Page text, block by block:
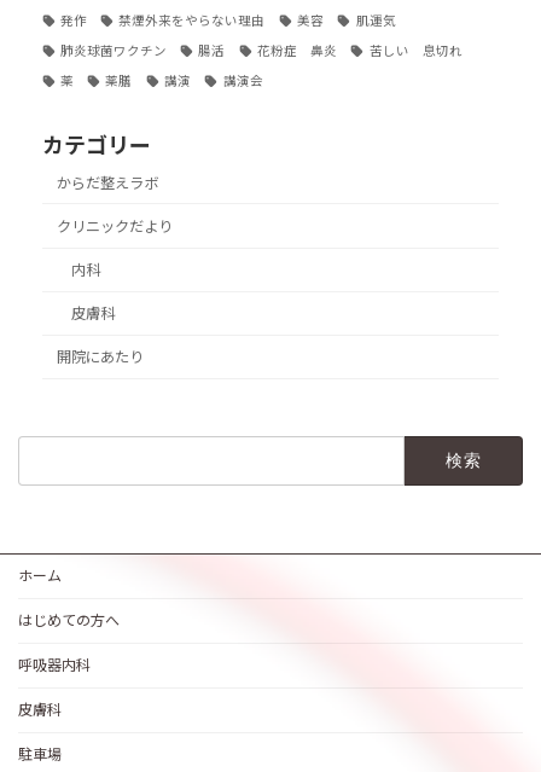
発作 禁煙外来をやらない理由 美容 肌運気
肺炎球菌ワクチン 腸活 花粉症 鼻炎 苦しい 息切れ
薬 薬膳 講演 講演会
カテゴリー
からだ整えラボ
クリニックだより
内科
皮膚科
開院にあたり
ホーム
はじめての方へ
呼吸器内科
皮膚科
駐車場